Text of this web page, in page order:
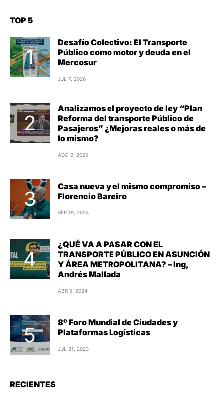
TOP 5
Desafío Colectivo: El Transporte
Público como motor y deuda en el
Mercosur
JUL 7, 2026
Analizamos el proyecto de ley “Plan
Reforma del transporte Público de
Pasajeros” ¿Mejoras reales o más de
lo mismo?
AGO 9, 2025
Casa nueva y el mismo compromiso –
Florencio Bareiro
SEP 19, 2024
¿QUÉ VA A PASAR CON EL
TRANSPORTE PÚBLICO EN ASUNCIÓN
Y ÁREA METROPOLITANA? – Ing,
Andrés Mallada
ABR 5, 2024
8º Foro Mundial de Ciudades y
Plataformas Logísticas
JUL 31, 2023
RECIENTES